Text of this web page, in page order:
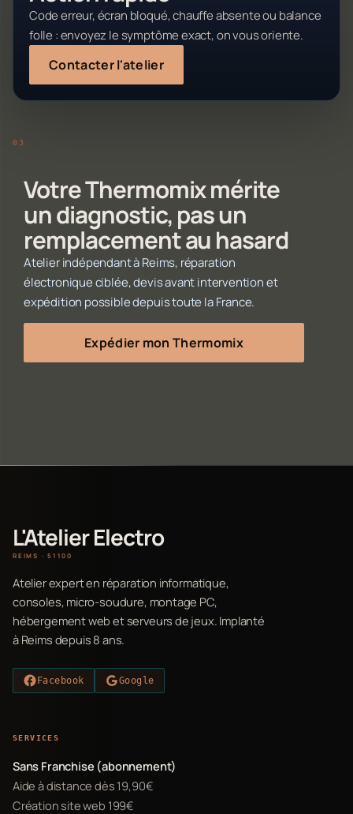
Code erreur, écran bloqué, chauffe absente ou balance
folle : envoyez le symptôme exact, on vous oriente.
Contacter l'atelier
Votre Thermomix mérite
un diagnostic, pas un
remplacement au hasard
Atelier indépendant à Reims, réparation
électronique ciblée, devis avant intervention et
expédition possible depuis toute la France.
Expédier mon Thermomix
L'Atelier Electro
REIMS · 51100
Atelier expert en réparation informatique,
consoles, micro-soudure, montage PC,
hébergement web et serveurs de jeux. Implanté
à Reims depuis 8 ans.
Facebook Google
SERVICES
Sans Franchise (abonnement)
Aide à distance dès 19,90€
Création site web 199€